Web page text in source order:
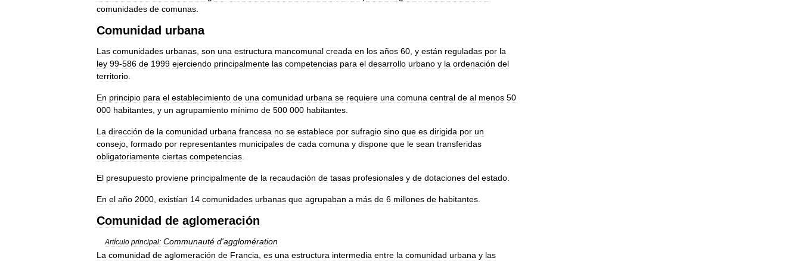
comunidades de comunas
Comunidad urbana
Las comunidades urbanas son una estructura mancomunal creada en los años 60 y están reguladas por la
ley 99-586 de 1999 ejerciendo principalmente las competencias para el desarrollo urbano y la ordenación del
territorio
En principio para el establecimiento de una comunidad urbana se requiere una comuna central de al menos 50
000 habitantes y un agrupamiento mínimo de 500 000 habitantes
La dirección de la comunidad urbana francesa no se establece por sufragio sino que es dirigida por un
consejo formado por representantes municipales de cada comuna y dispone que le sean transferidas
obligatoriamente ciertas competencias
El presupuesto proviene principalmente de la recaudación de tasas profesionales y de dotaciones del estado
En el año 2000 existían 14 comunidades urbanas que agrupaban a más de 6 millones de habitantes
Comunidad de aglomeración
Artículo principal: Communauté d'agglomération
La comunidad de aglomeración de Francia, es una estructura intermedia entre la comunidad urbana y las